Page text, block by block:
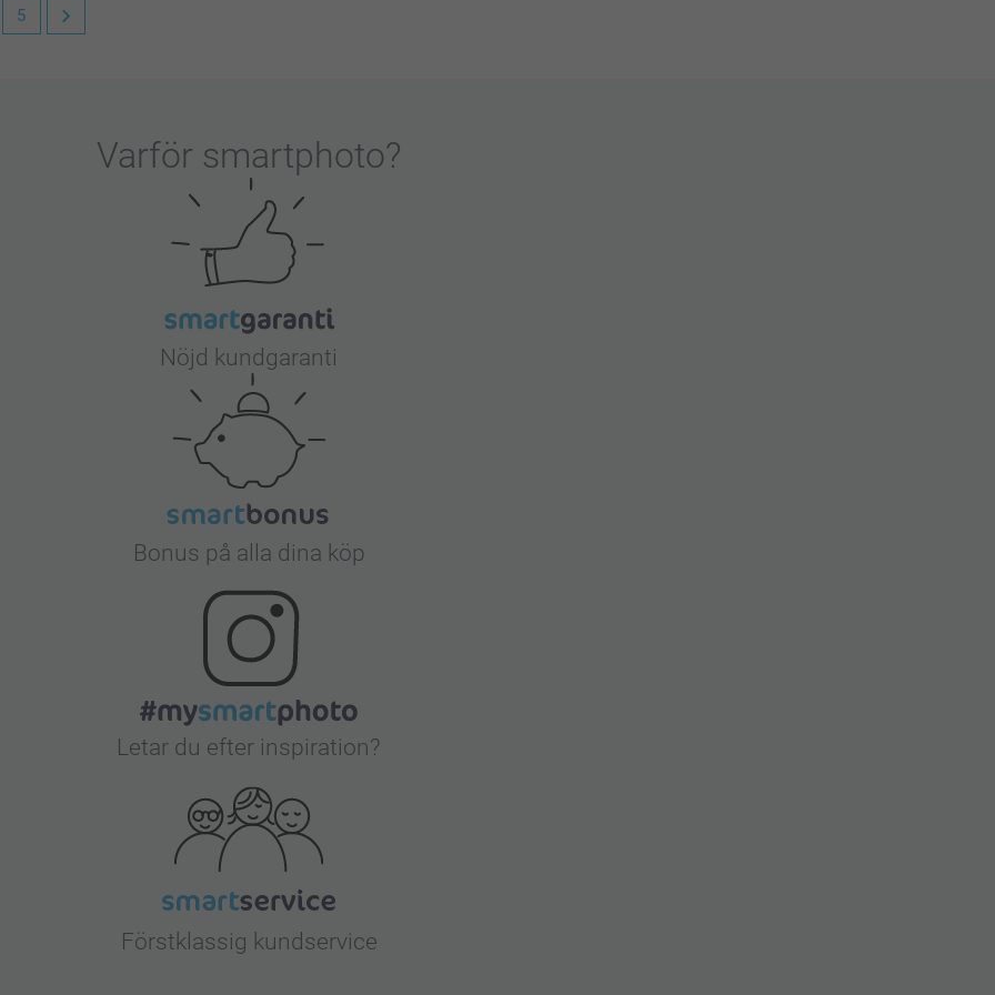
5
Varför smartphoto?
Nöjd kundgaranti
Bonus på alla dina köp
Letar du efter inspiration?
Förstklassig kundservice